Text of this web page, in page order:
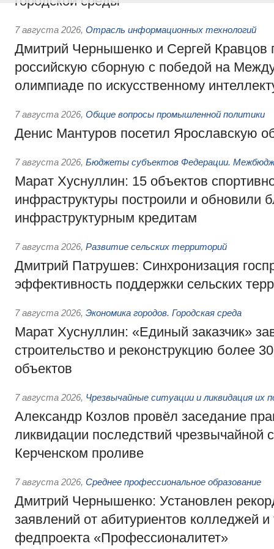
7 августа 2026, Отрасль информационных технологий
Дмитрий Чернышенко и Сергей Кравцов
российскую сборную с победой на
олимпиаде по искусственному
7 августа 2026, Общие вопросы промышленной политики
Денис Мантуров посетил Ярославскую
7 августа 2026, Бюджеты субъектов Федерации.
Марат Хуснуллин: 15 объектов
инфраструктуры построили и обновили
инфраструктурным кредитам
7 августа 2026, Развитие сельских территорий
Дмитрий Патрушев: Синхронизация
эффективность поддержки сельских
7 августа 2026, Экономика городов. Городская среда
Марат Хуснуллин: «Единый заказчик»
строительство и реконструкцию более
объектов
7 августа 2026, Чрезвычайные ситуации и ликвидация их
Александр Козлов провёл заседание
ликвидации последствий чрезвычайной
Керченском проливе
7 августа 2026, Среднее профессиональное образование
Дмитрий Чернышенко: Установлен
заявлений от абитуриентов колледжей и
федпроекта «Профессионалитет»